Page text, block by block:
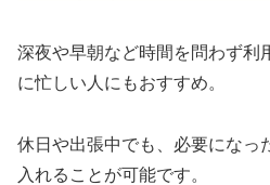
深夜や早朝など時間を問わず利
に忙しい人にもおすすめ。
休日や出張中でも、必要になっ
入れることが可能です。